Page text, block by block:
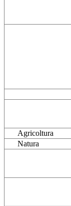
Agricoltura
Natura